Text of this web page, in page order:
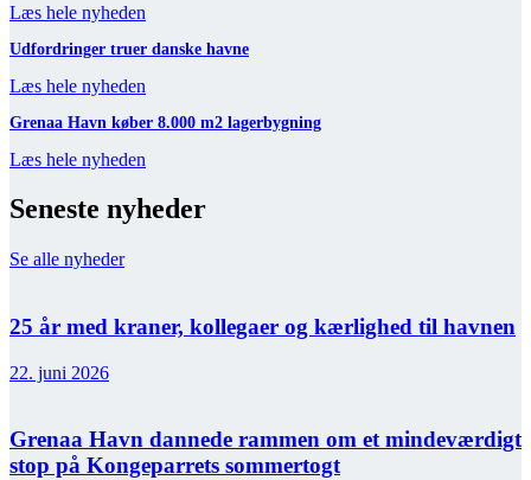
Læs hele nyheden
Udfordringer truer danske havne
Læs hele nyheden
Grenaa Havn køber 8.000 m2 lagerbygning
Læs hele nyheden
Seneste nyheder
Se alle nyheder
25 år med kraner, kollegaer og kærlighed til havnen
22. juni 2026
Grenaa Havn dannede rammen om et mindeværdigt
stop på Kongeparrets sommertogt